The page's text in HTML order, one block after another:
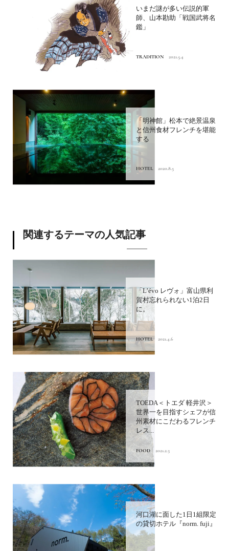
いまだ謎が多い伝説的軍
師、山本勘助「戦国武将名
鑑」
TRADITION 2021.5.4
「明神館」松本で絶景温泉
と信州食材フレンチを堪能
する
HOTEL 2020.8.5
関連するテーマの人気記事
「L’évo レヴォ」富山県利
賀村忘れられない1泊2日
に。
HOTEL 2021.4.6
TOEDA＜トエダ 軽井沢＞
世界一を目指すシェフが信
州素材にこだわるフレンチ
レス...
FOOD 2021.2.3
河口湖に面した1日1組限定
の貸切ホテル『norm. fuji』